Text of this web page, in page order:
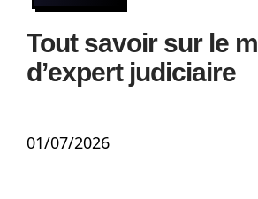
Tout savoir sur le
d’expert judiciaire
01/07/2026